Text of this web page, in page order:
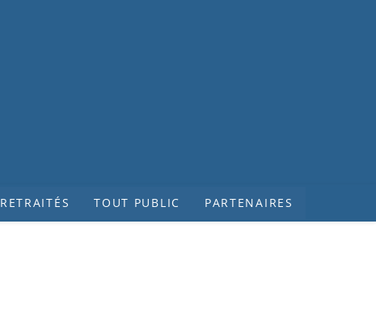
RETRAITÉS TOUT PUBLIC PARTENAIRES